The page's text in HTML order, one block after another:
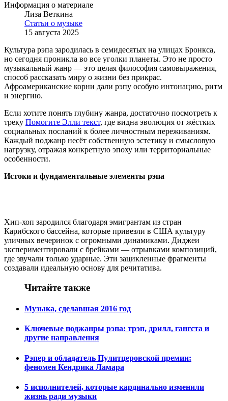
Информация о материале
Лиза Веткина
Статьи о музыке
15 августа 2025
Культура рэпа зародилась в семидесятых на улицах Бронкса,
но сегодня проникла во все уголки планеты. Это не просто
музыкальный жанр — это целая философия самовыражения,
способ рассказать миру о жизни без прикрас.
Афроамериканские корни дали рэпу особую интонацию, ритм
и энергию.
Если хотите понять глубину жанра, достаточно посмотреть к
треку Помогите Элли текст, где видна эволюция от жёстких
социальных посланий к более личностным переживаниям.
Каждый поджанр несёт собственную эстетику и смысловую
нагрузку, отражая конкретную эпоху или территориальные
особенности.
Истоки и фундаментальные элементы рэпа
Хип-хоп зародился благодаря эмигрантам из стран
Карибского бассейна, которые привезли в США культуру
уличных вечеринок с огромными динамиками. Диджеи
экспериментировали с брейками — отрывками композиций,
где звучали только ударные. Эти зацикленные фрагменты
создавали идеальную основу для речитатива.
Читайте также
Музыка, сделавшая 2016 год
Ключевые поджанры рэпа: трэп, дрилл, гангста и
другие направления
Рэпер и обладатель Пулитцеровской премии:
феномен Кендрика Ламара
5 исполнителей, которые кардинально изменили
жизнь ради музыки